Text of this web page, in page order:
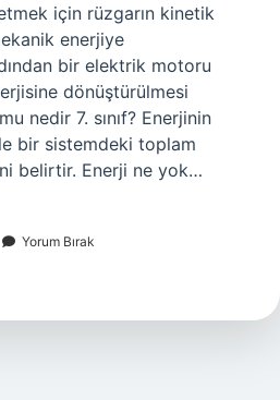
için rüzgarın kinetik
enerjiye
bir elektrik motoru
dönüştürülmesi
nedir 7. sınıf? Enerjinin
bir sistemdeki toplam
belirtir. Enerji ne yok…
Yorum Bırak